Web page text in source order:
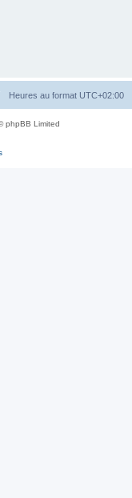
Heures au format UTC+02:00
phpBB Limited